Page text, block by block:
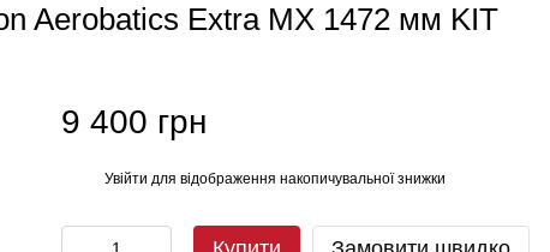
Aerobatics Extra MX 1472 мм KIT
9 400 грн
Увійти для відображення накопичувальної знижки